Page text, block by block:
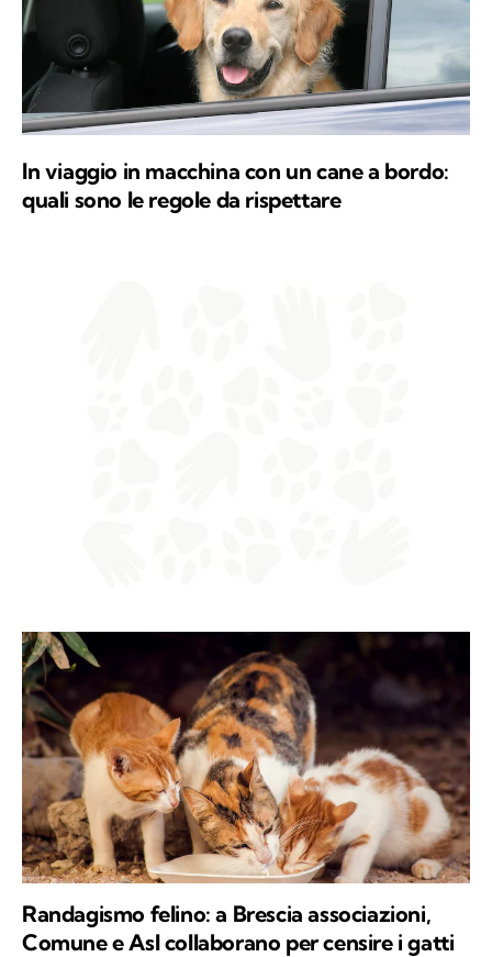
In viaggio in macchina con un cane a bordo:
quali sono le regole da rispettare
Randagismo felino: a Brescia associazioni,
Comune e Asl collaborano per censire i gatti